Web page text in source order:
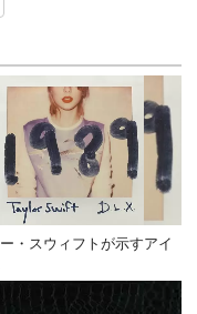
・スウィフトが示すアイ